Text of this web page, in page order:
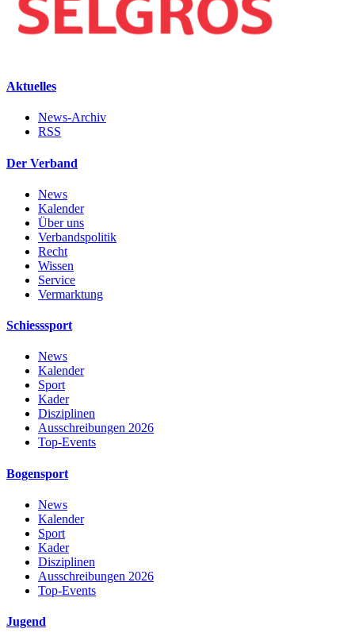
Aktuelles
News-Archiv
RSS
Der Verband
News
Kalender
Über uns
Verbandspolitik
Recht
Wissen
Service
Vermarktung
Schiesssport
News
Kalender
Sport
Kader
Disziplinen
Ausschreibungen 2026
Top-Events
Bogensport
News
Kalender
Sport
Kader
Disziplinen
Ausschreibungen 2026
Top-Events
Jugend